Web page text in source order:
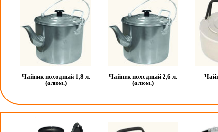
Чайник походный 1,8 л.
(алюм.)
Чайник походный 2,6 л.
(алюм.)